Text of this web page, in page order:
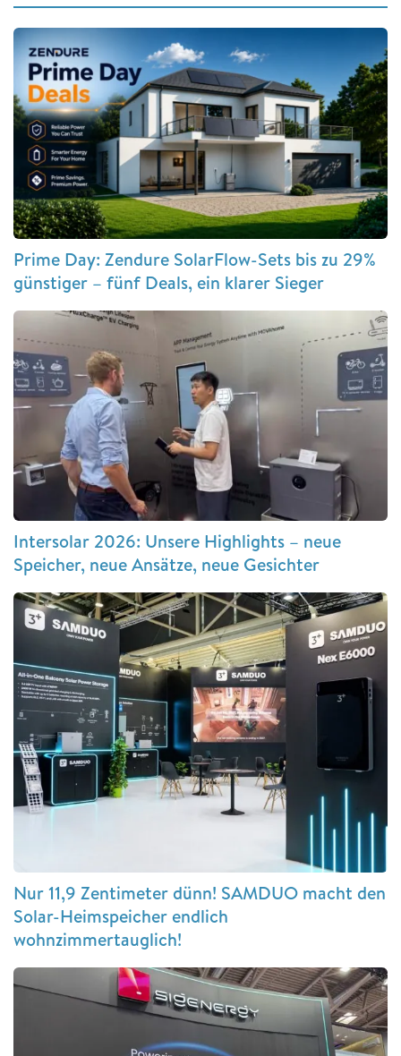
Prime Day: Zendure SolarFlow-Sets bis zu 29%
günstiger – fünf Deals, ein klarer Sieger
Intersolar 2026: Unsere Highlights – neue
Speicher, neue Ansätze, neue Gesichter
Nur 11,9 Zentimeter dünn! SAMDUO macht den
Solar-Heimspeicher endlich
wohnzimmertauglich!